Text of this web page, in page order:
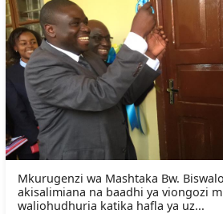
Mkurugenzi wa Mashtaka Bw.
akisalimiana na baadhi ya viongozi
waliohudhuria katika hafla ya uz...